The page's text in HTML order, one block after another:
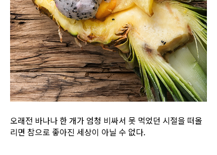
오래전 바나나 한 개가 엄청 비싸서 못 먹었던 시절을 떠올
리면 참으로 좋아진 세상이 아닐 수 없다.